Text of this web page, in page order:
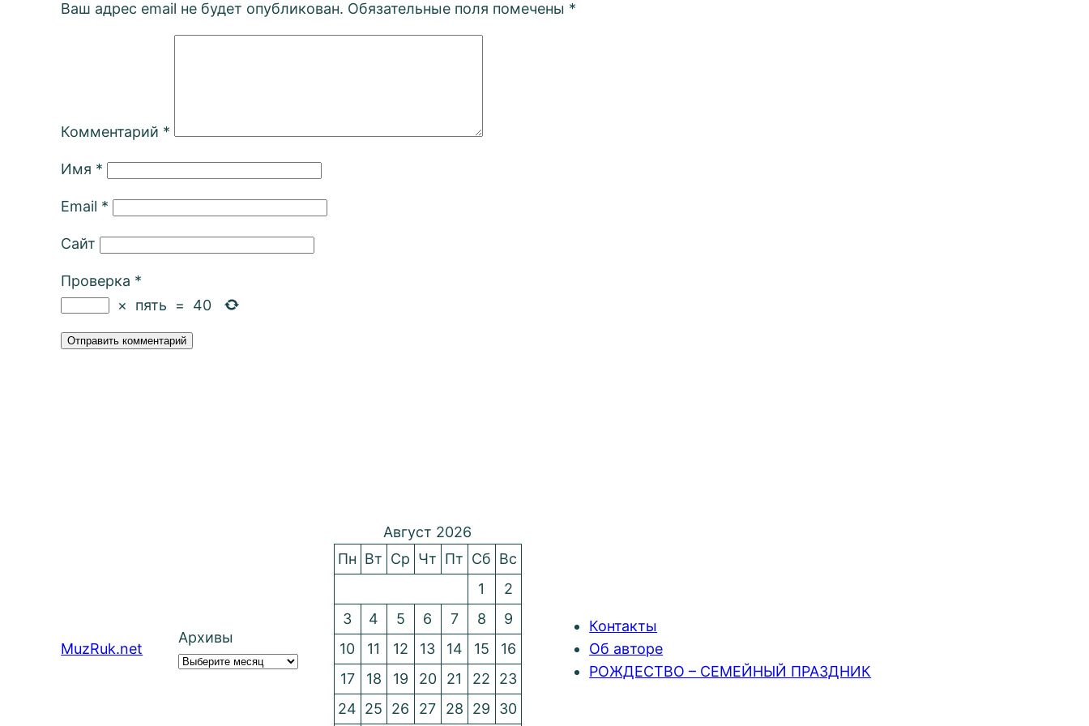
Ваш адрес email не будет опубликован. Обязательные поля помечены *
Комментарий *
Имя *
Email *
Сайт
Проверка *
×
пять = 40
MuzRuk.net
Архивы
Август 2026
Пн Вт Ср Чт Пт Сб Вс
1
2
3
4 5 6 7 8
9
10
11 12 13 14 15
16
17
18 19 20 21 22
23
24 25 26 27 28 29 30
Контакты
Об авторе
РОЖДЕСТВО – СЕМЕЙНЫЙ ПРАЗДНИК